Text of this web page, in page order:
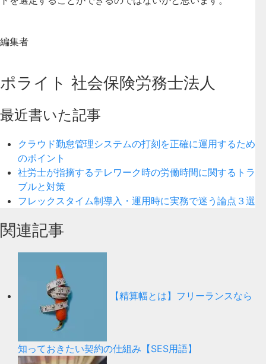
編集者
ポライト 社会保険労務士法人
最近書いた記事
クラウド勤怠管理システムの打刻を正確に運用するため
のポイント
社労士が指摘するテレワーク時の労働時間に関するトラ
ブルと対策
フレックスタイム制導入・運用時に実務で迷う論点３選
関連記事
【精算幅とは】フリーランスなら
知っておきたい契約の仕組み【SES用語】